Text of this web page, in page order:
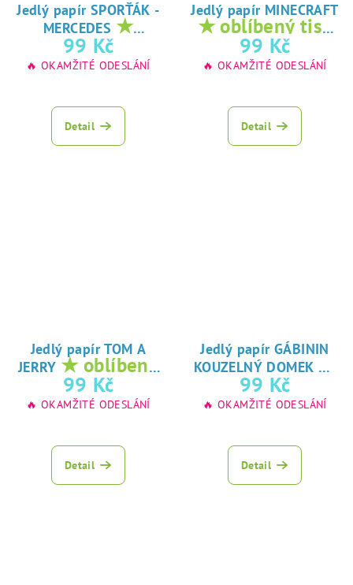
Jedlý papír SPORŤÁK -
MERCEDES ★
oblíbený tisk na
jedlý papír
99 Kč
🔥 OKAMŽITÉ ODESLÁNÍ
Detail
Jedlý papír MINECRAFT
★ oblíbený tisk
na jedlý papír
99 Kč
🔥 OKAMŽITÉ ODESLÁNÍ
Detail
Jedlý papír TOM A
JERRY ★ oblíbený
tisk na jedlý
papír
99 Kč
🔥 OKAMŽITÉ ODESLÁNÍ
Detail
Jedlý papír GÁBININ
KOUZELNÝ DOMEK ★
oblíbený tisk na
jedlý papír
99 Kč
🔥 OKAMŽITÉ ODESLÁNÍ
Detail